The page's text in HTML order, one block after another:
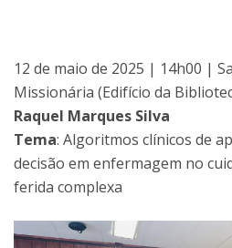
12 de maio de 2025 | 14h00 |
Missionária (Edifício da
Raquel Marques Silva
Tema: Algoritmos clínicos de
decisão em enfermagem no
ferida complexa